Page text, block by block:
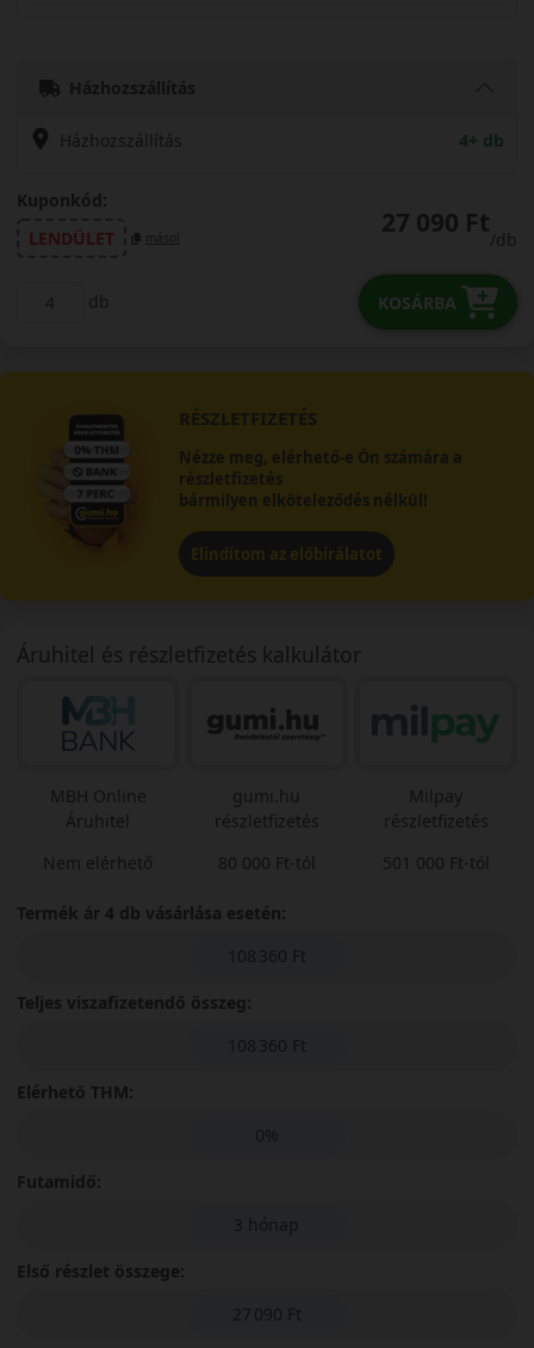
Házhozszállítás
Házhozszállítás 4+ db
Kuponkód:
LENDÜLET
másol 27 090 Ft
/db
db KOSÁRBA
RÉSZLETFIZETÉS
Nézze meg, elérhető-e Ön számára a
részletfizetés
bármilyen elköteleződés nélkül!
Elindítom az előbírálatot
Áruhitel és részletfizetés kalkulátor
MBH Online
Áruhitel
Nem elérhető
gumi.hu
részletfizetés
80 000 Ft-tól
Milpay
részletfizetés
501 000 Ft-tól
Termék ár 4 db vásárlása esetén:
108 360 Ft
Teljes viszafizetendő összeg:
108 360 Ft
Elérhető THM:
0%
Futamidő:
3 hónap
Első részlet összege:
27 090 Ft